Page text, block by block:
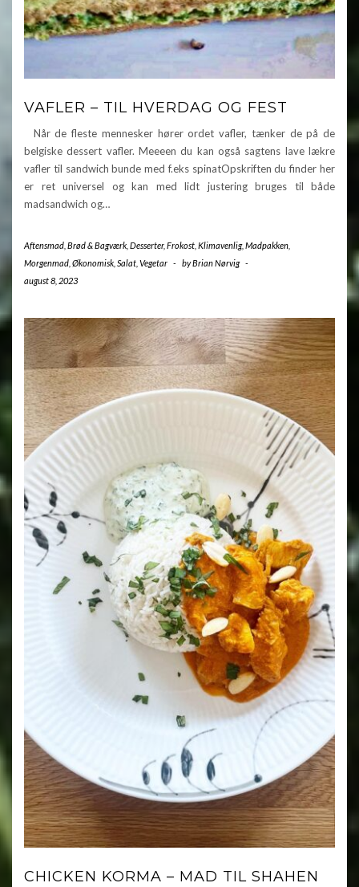
VAFLER – TIL HVERDAG OG FEST
Når de fleste mennesker hører ordet vafler, tænker de på de
belgiske dessert vafler. Meeeen du kan også sagtens lave lækre
vafler til sandwich bunde med f.eks spinatOpskriften du finder her
er ret universel og kan med lidt justering bruges til både
madsandwich og…
Aftensmad Brød & Bagværk Desserter, Frokost Klimavenlig, Madpakken
Morgenmad Økonomisk Salat Vegetar - byBrian Nørvig -
august 8, 2023
CHICKEN KORMA – MAD TIL SHAHEN